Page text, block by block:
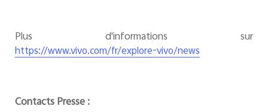
Plus d'informations sur
https://www.vivo.com/fr/explore-vivo/news
Contacts Presse :